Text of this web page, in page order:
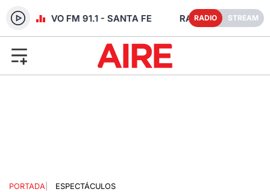
EN VIVO FM 91.1 - SANTA FE RADIO STREAM
PORTADA
ESPECTÁCULOS